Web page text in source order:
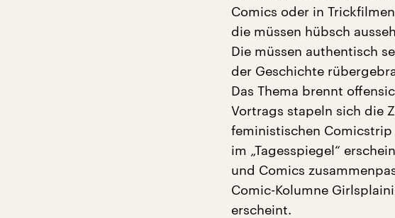
Comics oder in
die müssen hübsch
Die müssen authentisch
der Geschichte
Das Thema brennt
Vortrags stapeln sich die
feministischen Comicstrip
im „Tagesspiegel“
und Comics
Comic-Kolumne
erscheint.